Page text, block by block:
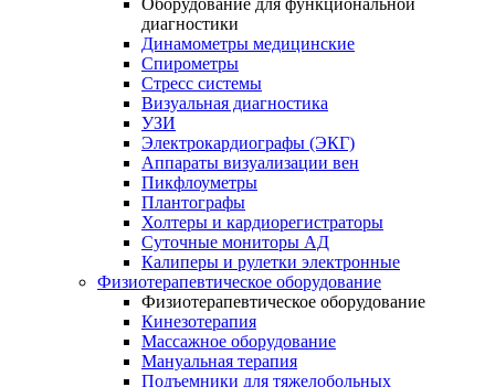
Оборудование для функциональной
диагностики
Динамометры медицинские
Спирометры
Стресс системы
Визуальная диагностика
УЗИ
Электрокардиографы (ЭКГ)
Аппараты визуализации вен
Пикфлоуметры
Плантографы
Холтеры и кардиорегистраторы
Суточные мониторы АД
Калиперы и рулетки электронные
Физиотерапевтическое оборудование
Физиотерапевтическое оборудование
Кинезотерапия
Массажное оборудование
Мануальная терапия
Подъемники для тяжелобольных